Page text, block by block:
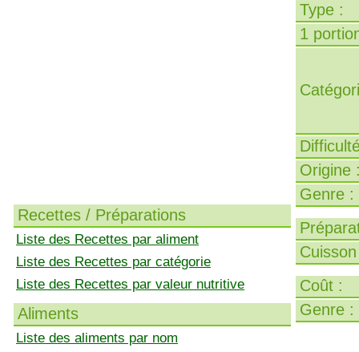
Recettes / Préparations
Liste des Recettes par aliment
Liste des Recettes par catégorie
Liste des Recettes par valeur nutritive
Aliments
Liste des aliments par nom
Type :
1
Origine
Genre :
Coût :
Genre :